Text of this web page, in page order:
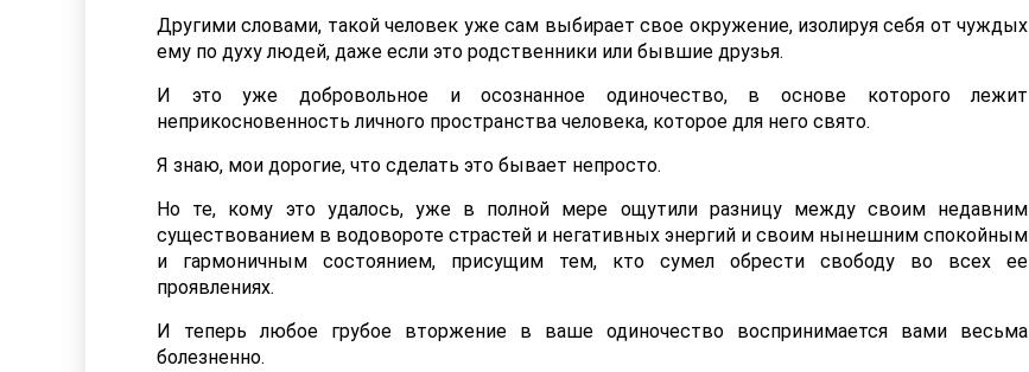
Другими словами, такой человек уже сам выбирает свое окружение, изолируя себя от чуждых
ему по духу людей, даже если это родственники или бывшие друзья.
И это уже добровольное и осознанное одиночество, в основе которого лежит
неприкосновенность личного пространства человека, которое для него свято.
Я знаю, мои дорогие, что сделать это бывает непросто.
Но те, кому это удалось, уже в полной мере ощутили разницу между своим недавним
существованием в водовороте страстей и негативных энергий и своим нынешним спокойным
и гармоничным состоянием, присущим тем, кто сумел обрести свободу во всех ее
проявлениях.
И теперь любое грубое вторжение в ваше одиночество воспринимается вами весьма
болезненно.